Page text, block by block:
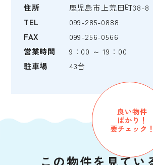
住所
鹿児島市上荒田町38-8
TEL
099-285-0888
FAX
099-256-0566
営業時間
9：00 ～ 19：00
駐車場
43台
この物件を見てい
良い物件
ばかり！
要チェック！